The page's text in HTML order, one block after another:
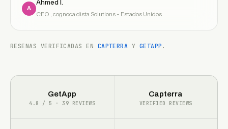
A
Ahmed I.
CEO , cognoca dista Solutions - Estados Unidos
RESENAS VERIFICADAS EN CAPTERRA Y GETAPP .
GetApp
4.8 / 5 · 39 REVIEWS
Capterra
VERIFIED REVIEWS